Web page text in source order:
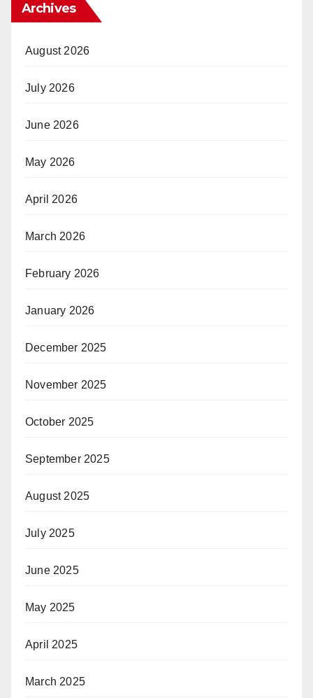
Archives
August 2026
July 2026
June 2026
May 2026
April 2026
March 2026
February 2026
January 2026
December 2025
November 2025
October 2025
September 2025
August 2025
July 2025
June 2025
May 2025
April 2025
March 2025